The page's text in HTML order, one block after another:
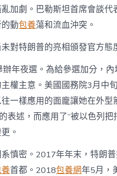
加劇。巴勒斯坦首席會談
動包養蕩和流血沖突。
對特朗普的亮相頒發官方態
年夜選。為給參選加分，
權主意。美國國務院3月中
一樣應用的面龐讓她在外型
表述，而應用了“被以色列
。
慎密。2017年年末，特朗
首都。2018包養網年5月，